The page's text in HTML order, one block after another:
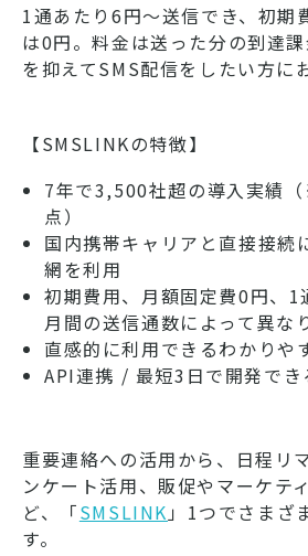
1通あたり6円～送信でき、初期
は0円。料金は送った分の到達
を抑えてSMS配信をしたい方に
【SMSLINKの特徴】
7年で3,500社超の導入実績
点）
国内携帯キャリアと直接接続
網を利用
初期費用、月額固定費0円、
月間の送信通数によって異な
直感的に利用できるわかりや
API連携 / 最短3日で開発でき
重要連絡への活用から、日程リ
ンケート活用、販促やマーケテ
ど、「SMSLINK 」1つでさまざ
す。